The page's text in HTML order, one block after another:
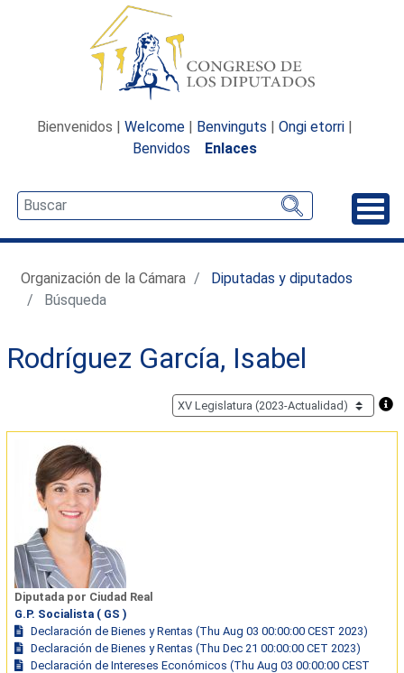
Bienvenidos | Welcome | Benvinguts | Ongi etorri |
Benvidos
Enlaces
Organización de la Cámara
Diputadas y diputados
Búsqueda
Rodríguez García, Isabel
Diputada por Ciudad Real
G.P. Socialista ( GS )
Declaración de Bienes y Rentas (Thu Aug 03 00:00:00 CEST 2023)
Declaración de Bienes y Rentas (Thu Dec 21 00:00:00 CET 2023)
Declaración de Intereses Económicos (Thu Aug 03 00:00:00 CEST